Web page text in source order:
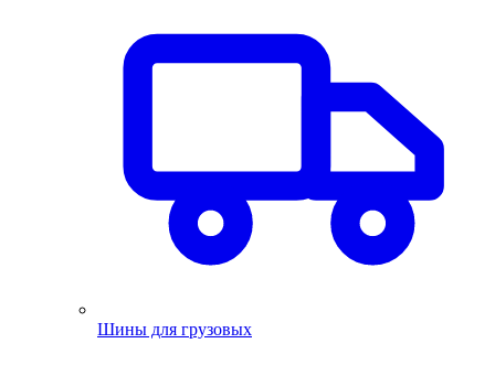
Шины для грузовых